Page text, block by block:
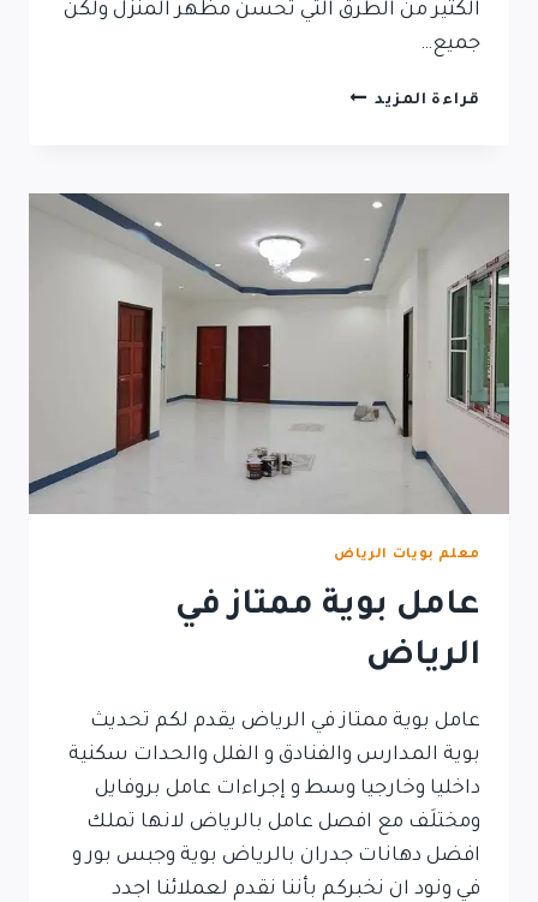
الكثير من الطرق التي تحسن مظهر المنزل ولكن
جميع…
قراءة المزيد
معلم بويات الرياض
عامل بوية ممتاز في
الرياض
عامل بوية ممتاز في الرياض يقدم لكم تحديث
بوية المدارس والفنادق و الفلل والحدات سكنية
داخليا وخارجيا وسط و إجراءات عامل بروفايل
ومختلَف مع افصل عامل بالرياض لانها تملك
افضل دهانات جدران بالرياض بوية وجبس بور و
في ونود ان نخبركم بأننا نقدم لعملائنا اجدد